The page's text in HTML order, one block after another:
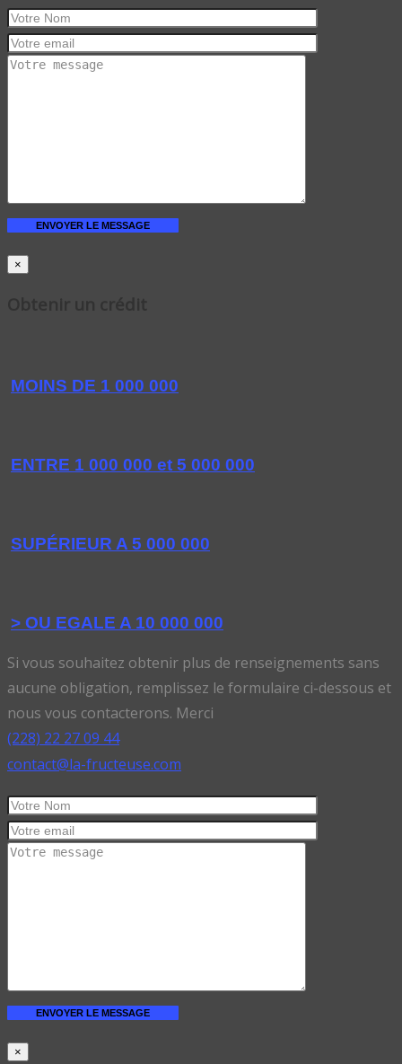
×
MOINS DE 1 000 000
ENTRE 1 000 000 et 5 000 000
SUPÉRIEUR A 5 000 000
> OU EGALE A 10 000 000
Si vous souhaitez obtenir plus de renseignements sans
aucune obligation, remplissez le formulaire ci-dessous et
nous vous contacterons. Merci
(228) 22 27 09 44
contact@la-fructeuse.com
×